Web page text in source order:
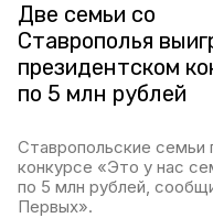
Две семьи со
Ставрополья
президентском
по 5 млн рублей
Ставропольские семьи
конкурсе «Это у нас
по 5 млн рублей,
Первых».